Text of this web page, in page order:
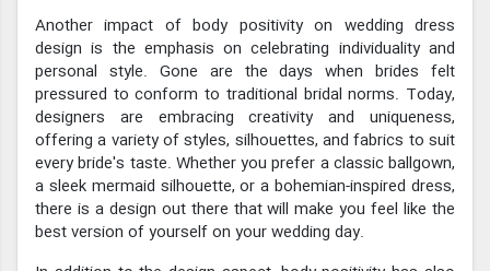
Another impact of body positivity on wedding dress
design is the emphasis on celebrating individuality and
personal style. Gone are the days when brides felt
pressured to conform to traditional bridal norms. Today,
designers are embracing creativity and uniqueness,
offering a variety of styles, silhouettes, and fabrics to suit
every bride's taste. Whether you prefer a classic ballgown,
a sleek mermaid silhouette, or a bohemian-inspired dress,
there is a design out there that will make you feel like the
best version of yourself on your wedding day.